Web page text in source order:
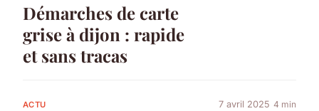
Démarches de carte
grise à dijon : rapide
et sans tracas
ACTU 7 avril 2025 4 min